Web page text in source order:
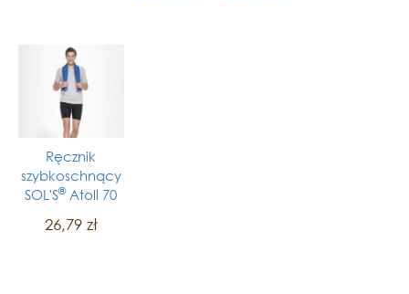
Ręcznik
szybkoschnący
SOL'S®Atoll 70
26,79 zł